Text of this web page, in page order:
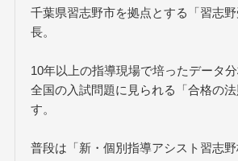
千葉県習志野市を拠点とする「習志
長。
10年以上の指導現場で培ったデータ分
全国の入試問題に見られる「合格の
す。
普段は「新・個別指導アシスト習志